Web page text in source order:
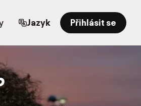
Jazyk Přihlásit se